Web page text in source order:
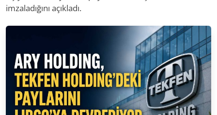
imzaladığını açıkladı.